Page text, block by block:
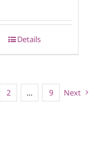
Details
2 … 9 Next